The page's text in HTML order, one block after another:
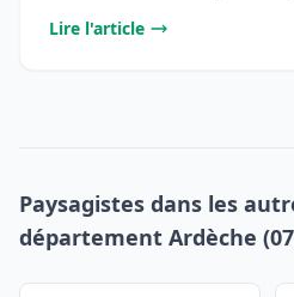
Lire l'article
Paysagistes dans les
département Ardèche